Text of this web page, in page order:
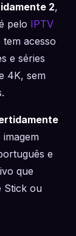
2,
pelo IPTV
acesso
e séries
4K, sem
imagem
e
que
Stick ou